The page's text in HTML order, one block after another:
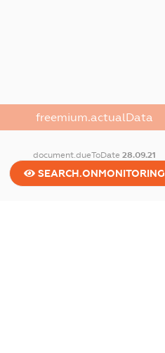
freemium.actualData
document.dueToDate 28.09.21
SEARCH.ONMONITORING